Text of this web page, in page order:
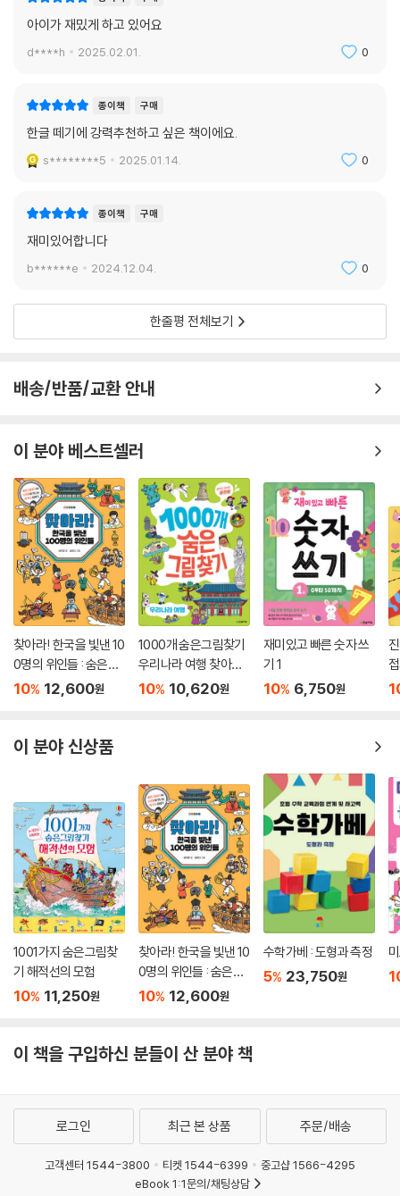
ㆍ대상에 알맞은 높임말 익히기
문장으로 완성된 언어를 구사하고 간단한 문장을 써 보아요. 기본 문장의
글쓰기의 기초를 다져요.
ㆍ‘무엇이 어찌하다’, ‘무엇이 어떠하다’, ‘무엇은 무엇이다’ 문장 구조 이해
ㆍ꾸며 주는 말과 대상을 나타내는 말을 넣어 문장 만들기
ㆍ문장 부호의 쓰임 익히기
기본 문장에 꾸며 주는 말을 넣고, 문장과 문장을 연결하는 등 짧은 글짓기
를 해요. 초등학교 입학 준비 단계로, 글의 의미를 이해하고 글로 자기를 표
ㆍ기본 문장의 구조를 알고 떠오르는 낱말로 문장 만들기
ㆍ흉내 내는 말을 넣어 문장 만들기
ㆍ그림일기 쓰기, 소개하는 글쓰기
아이가 재밌게 하고 있어요
d****h 2025.02.01. 0
종이책 구매
한글 떼기에 강력추천하고 싶은 책이에요.
s********5 2025.01.14. 0
종이책 구매
재미있어합니다
b******e 2024.12.04. 0
한줄평 전체보기
배송/반품/교환 안내
이 분야 베스트셀러
찾아라! 한국을 빛낸 10
0명의 위인들 : 숨은그
림찾기와 노랫말로 만
10% 12,600원
1000개 숨은그림찾기
우리나라 여행 찾아도
찾아도 끝판왕
10% 10,620원
재미있고 빠른 숫자 쓰
기 1
10% 6,750원
이 분야 신상품
1001가지 숨은그림찾
기 해적선의 모험
10% 11,250원
찾아라! 한국을 빛낸 10
0명의 위인들 : 숨은그
림찾기와 노랫말로 만
10% 12,600원
수학가베 : 도형과 측정
5% 23,750원
이 책을 구입하신 분들이 산 분야 책
로그인 최근 본 상품 주문/배송
고객센터 1544-3800 티켓 1544-6399
중고샵 1566-4295
eBook 1:1문의/채팅상담